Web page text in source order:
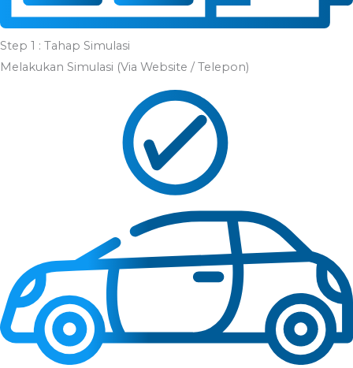
Step 1 : Tahap Simulasi
Melakukan Simulasi (Via Website / Telepon)